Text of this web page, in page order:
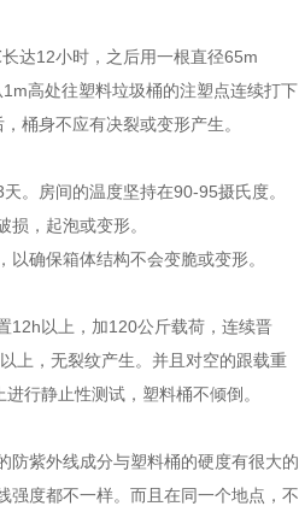
达12小时，之后用一根直径65m
高处往塑料垃圾桶的注塑点连续打下
桶身不应有决裂或变形产生。
。房间的温度坚持在90-95摄氏度。
，起泡或变形。
确保箱体结构不会变脆或变形。
12h以上，加120公斤载荷，连续晋
上，无裂纹产生。并且对空的跟载重
行静止性测试，塑料桶不倾倒。
防紫外线成分与塑料桶的硬度有很大的
强度都不一样。而且在同一个地点，不